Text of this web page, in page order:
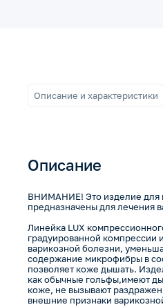
Описание и характеристики
Описание
ВНИМАНИЕ! Это изделие для
предназначены для лечения
Линейка LUX
градуированной компрессии
варикозной болезни,
содержание микрофибры в
позволяет коже дышать.
как обычные гольфы,имеют
коже, не вызывают
внешние признаки